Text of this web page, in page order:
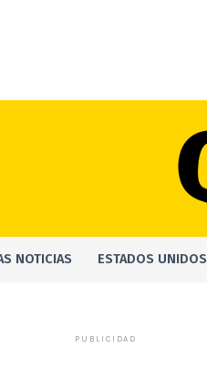
NOTICIAS ESTADOS UNIDOS
PUBLICIDAD